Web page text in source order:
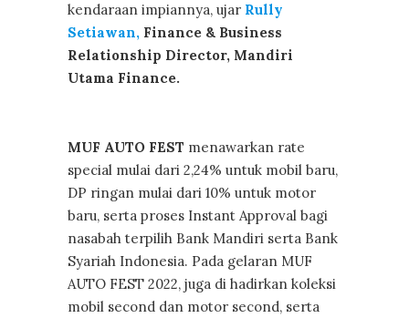
kendaraan impiannya, ujar Rully
Setiawan, Finance & Business
Relationship Director, Mandiri
Utama Finance.
MUF AUTO FEST menawarkan rate
special mulai dari 2,24% untuk mobil baru,
DP ringan mulai dari 10% untuk motor
baru, serta proses Instant Approval bagi
nasabah terpilih Bank Mandiri serta Bank
Syariah Indonesia. Pada gelaran MUF
AUTO FEST 2022, juga di hadirkan koleksi
mobil second dan motor second, serta